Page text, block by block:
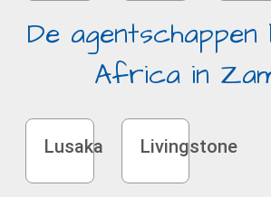
De agentschappen
Africa in
Lusaka Livingstone